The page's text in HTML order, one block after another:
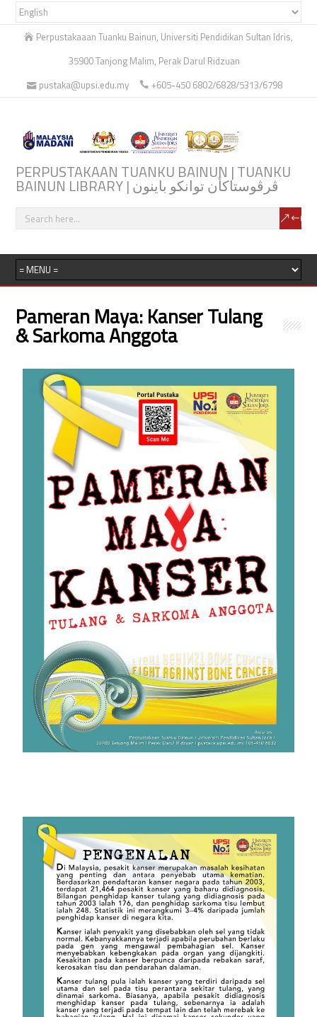
Perpustakaaan Tuanku Bainun, Universiti Pendidikan Sultan Idris,
35900 Tanjong Malim, Perak Darul Ridzuan
pustaka@upsi.edu.my
+605-450 6802/6828/5313/6798
PERPUSTAKAAN TUANKU BAINUN | TUANKU
BAINUN LIBRARY | ڤرڤوستاكأن توانكو باينون
Pameran Maya: Kanser Tulang
& Sarkoma Anggota